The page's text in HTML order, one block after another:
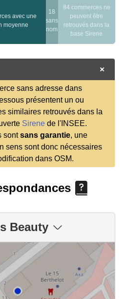
avec une
moyenne
18
sans
nom
84 commerces ne
peuvent être
retrouvés dans la
base Sirene
sans adresse dans
présentent un ou
similaires retrouvés dans la
Sirene de l'INSEE.
sontsans garantie, une
sens sont donc nécessaires
dans OSM.
Beauty